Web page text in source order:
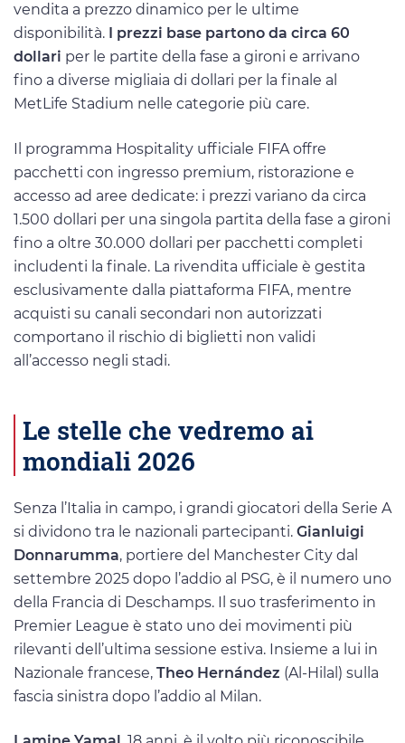
vendita a prezzo dinamico per le ultime
disponibilità.
I prezzi base partono da circa 60
dollari per le partite della fase a gironi e arrivano
fino a diverse migliaia di dollari per la finale al
MetLife Stadium nelle categorie più care.
Il programma Hospitality ufficiale FIFA offre
pacchetti con ingresso premium, ristorazione e
accesso ad aree dedicate: i prezzi variano da circa
1.500 dollari per una singola partita della fase a gironi
fino a oltre 30.000 dollari per pacchetti completi
includenti la finale. La rivendita ufficiale è gestita
esclusivamente dalla piattaforma FIFA, mentre
acquisti su canali secondari non autorizzati
comportano il rischio di biglietti non validi
all’accesso negli stadi.
Le stelle che vedremo ai
mondiali 2026
Senza l’Italia in campo, i grandi giocatori della Serie A
si dividono tra le nazionali partecipanti. Gianluigi
Donnarumma, portiere del Manchester City dal
settembre 2025 dopo l’addio al PSG, è il numero uno
della Francia di Deschamps. Il suo trasferimento in
Premier League è stato uno dei movimenti più
rilevanti dell’ultima sessione estiva. Insieme a lui in
Nazionale francese, Theo Hernández (Al-Hilal) sulla
fascia sinistra dopo l’addio al Milan.